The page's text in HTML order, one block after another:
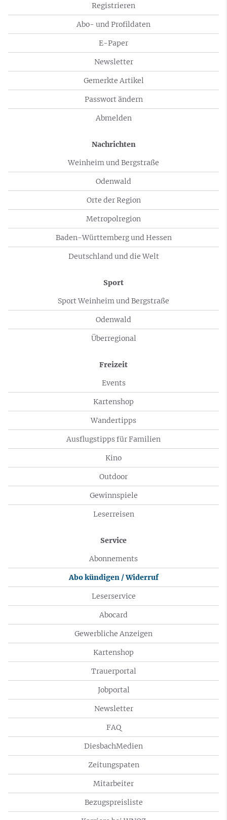
Registrieren
Abo- und Profildaten
E-Paper
Newsletter
Gemerkte Artikel
Passwort ändern
Abmelden
Nachrichten
Weinheim und Bergstraße
Odenwald
Orte der Region
Metropolregion
Baden-Württemberg und Hessen
Deutschland und die Welt
Sport
Sport Weinheim und Bergstraße
Odenwald
Überregional
Freizeit
Events
Kartenshop
Wandertipps
Ausflugstipps für Familien
Kino
Outdoor
Gewinnspiele
Leserreisen
Service
Abonnements
Abo kündigen / Widerruf
Leserservice
Abocard
Gewerbliche Anzeigen
Kartenshop
Trauerportal
Jobportal
Newsletter
FAQ
DiesbachMedien
Zeitungspaten
Mitarbeiter
Bezugspreisliste